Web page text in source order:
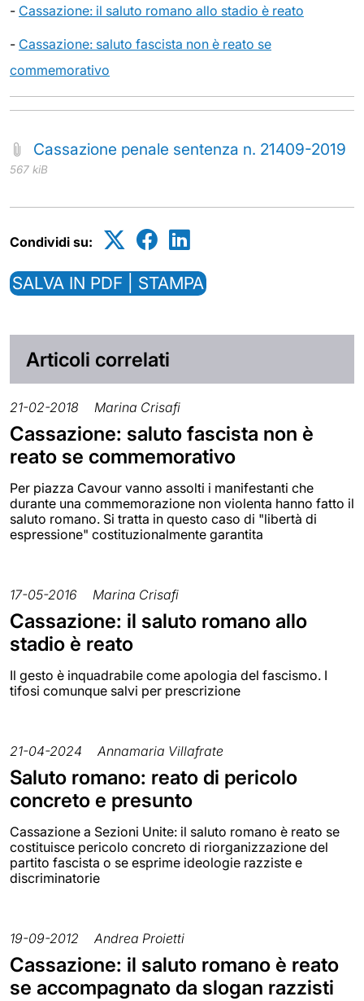
- Cassazione: il saluto romano allo stadio è reato
- Cassazione: saluto fascista non è reato se
commemorativo
Cassazione penale sentenza n. 21409-2019
567 kiB
Condividi su:
SALVA IN PDF | STAMPA
Articoli correlati
21-02-2018 Marina Crisafi
Cassazione: saluto fascista non è
reato se commemorativo
Per piazza Cavour vanno assolti i manifestanti che
durante una commemorazione non violenta hanno fatto il
saluto romano. Si tratta in questo caso di "libertà di
espressione" costituzionalmente garantita
17-05-2016 Marina Crisafi
Cassazione: il saluto romano allo
stadio è reato
Il gesto è inquadrabile come apologia del fascismo. I
tifosi comunque salvi per prescrizione
21-04-2024 Annamaria Villafrate
Saluto romano: reato di pericolo
concreto e presunto
Cassazione a Sezioni Unite: il saluto romano è reato se
costituisce pericolo concreto di riorganizzazione del
partito fascista o se esprime ideologie razziste e
discriminatorie
19-09-2012 Andrea Proietti
Cassazione: il saluto romano è reato
se accompagnato da slogan razzisti